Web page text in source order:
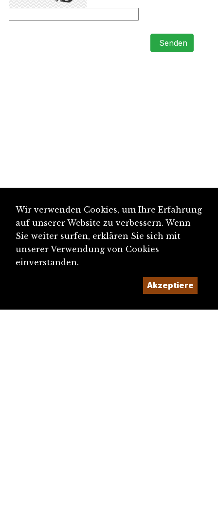
Senden
Wir verwenden Cookies, um Ihre Erfahrung
auf unserer Website zu verbessern. Wenn
Sie weiter surfen, erklären Sie sich mit
unserer Verwendung von Cookies
einverstanden.
Akzeptiere